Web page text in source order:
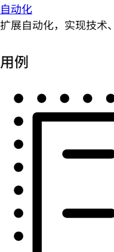
自动化
扩展自动化，实现技术
用例